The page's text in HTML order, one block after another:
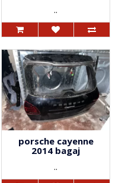
..
porsche cayenne
2014 bagaj
..